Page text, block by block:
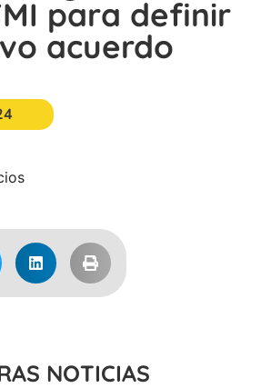
para definir
acuerdo
NOTICIAS